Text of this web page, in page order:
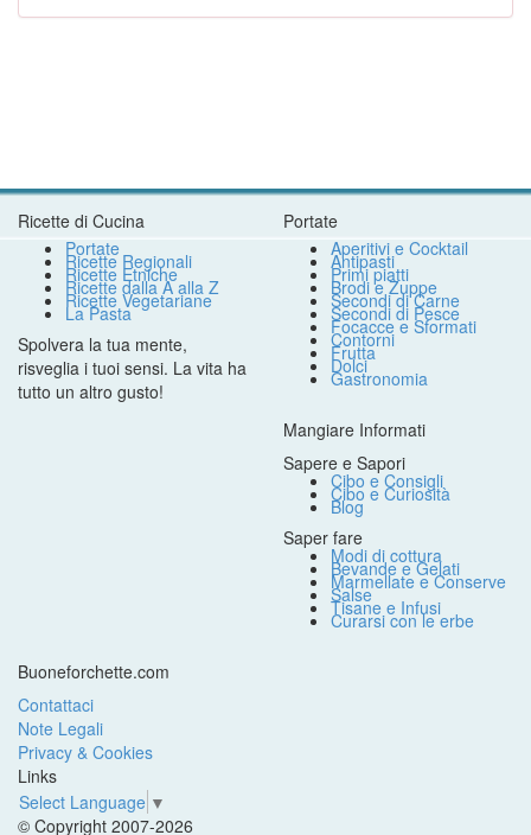
Ricette di Cucina
Portate
Ricette Regionali
Ricette Etniche
Ricette dalla A alla Z
Ricette Vegetariane
La Pasta
Spolvera la tua mente,
risveglia i tuoi sensi. La vita ha
tutto un altro gusto!
Portate
Aperitivi e Cocktail
Antipasti
Primi piatti
Brodi e Zuppe
Secondi di Carne
Secondi di Pesce
Focacce e Sformati
Contorni
Frutta
Dolci
Gastronomia
Mangiare Informati
Sapere e Sapori
Cibo e Consigli
Cibo e Curiosità
Blog
Saper fare
Modi di cottura
Bevande e Gelati
Marmellate e Conserve
Salse
Tisane e Infusi
Curarsi con le erbe
Buoneforchette.com
Contattaci
Note Legali
Privacy & Cookies
Links
Select Language ▼
© Copyright 2007-2026